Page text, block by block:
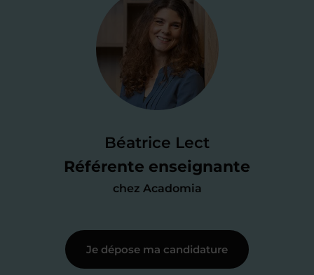
Béatrice Lect
Référente enseignante
chez Acadomia
Je valide ma
candidature
test de 15 minutes
des programmes scolaires(et pouvoir
me mettre à jour au besoin) et
j’échange en direct avec un chargé de
Étape 3
Je dépose ma candidature